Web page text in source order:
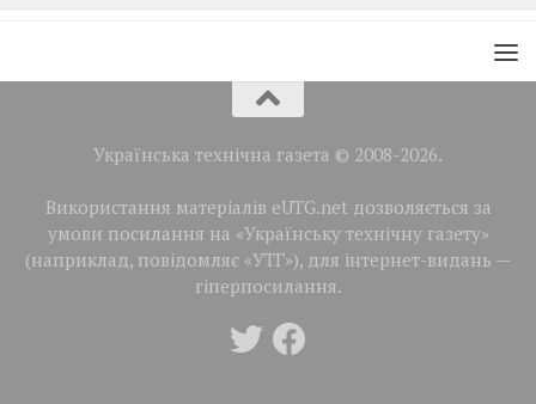
Українська технічна газета © 2008-2026.
Використання матеріалів eUTG.net дозволяється за
умови посилання на «Українську технічну газету»
(наприклад, повідомляє «УТГ»), для інтернет-видань —
гіперпосилання.